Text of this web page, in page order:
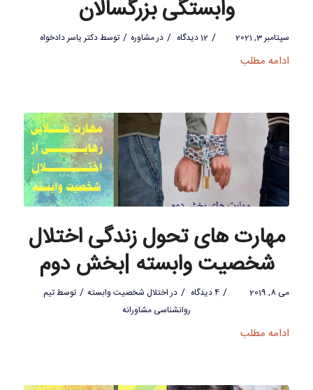
وابستگی بزرگسالان
سپتامبر 3, 2021 / 12 دیدگاه / درمشاوره / توسطدکتر یاسر دادخواه
ادامه مطلب
مهارت های تحول زندگی اختلال
شخصیت وابسته |بخش دوم
می 8, 2019 / 4 دیدگاه / در اختلال شخصیت وابسته / توسطتیم
روانشناسی مشاورانه
ادامه مطلب